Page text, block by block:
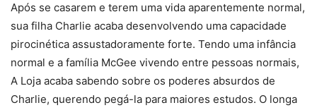
Após se casarem e terem uma vida aparentemente normal,
sua filha Charlie acaba desenvolvendo uma capacidade
pirocinética assustadoramente forte. Tendo uma infância
normal e a família McGee vivendo entre pessoas normais,
A Loja acaba sabendo sobre os poderes absurdos de
Charlie, querendo pegá-la para maiores estudos. O longa